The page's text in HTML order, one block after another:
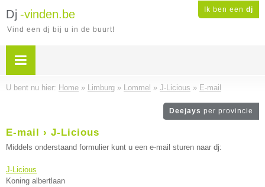
Ik ben een dj
Dj -vinden.be
Vind een dj bij u in de buurt!
U bent nu hier: Home » Limburg » Lommel » J-Licious » E-mail
Deejays per provincie
E-mail › J-Licious
Middels onderstaand formulier kunt u een e-mail sturen naar dj:
J-Licious
Koning albertlaan